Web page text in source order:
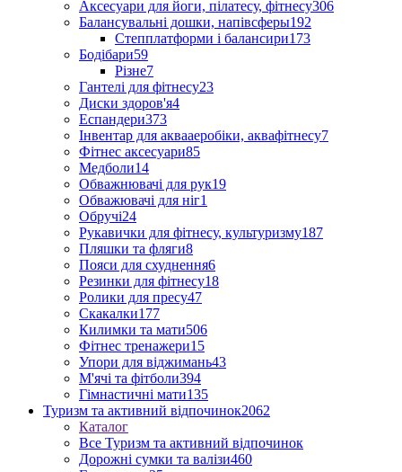
Аксесуари для йоги, пілатесу, фітнесу306
Балансувальні дошки, напівсферы192
Степплатформи і балансири173
Бодібари59
Різне7
Гантелі для фітнесу23
Диски здоров'я4
Еспандери373
Інвентар для аквааеробіки, аквафітнесу7
Фітнес аксесуари85
Медболи14
Обважнювачі для рук19
Обважювачі для ніг1
Обручі24
Рукавички для фітнесу, культуризму187
Пляшки та фляги8
Пояси для схуднення6
Резинки для фітнесу18
Ролики для пресу47
Скакалки177
Килимки та мати506
Фітнес тренажери15
Упори для віджимань43
М'ячі та фітболи394
Гімнастичні мати135
Туризм та активний відпочинок2062
Каталог
Все Туризм та активний відпочинок
Дорожні сумки та валізи460